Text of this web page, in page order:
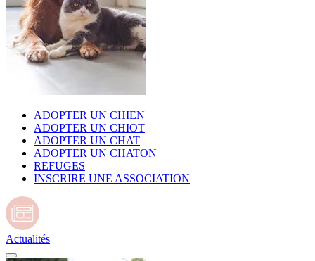
ADOPTER UN CHIEN
ADOPTER UN CHIOT
ADOPTER UN CHAT
ADOPTER UN CHATON
REFUGES
INSCRIRE UNE ASSOCIATION
Actualités